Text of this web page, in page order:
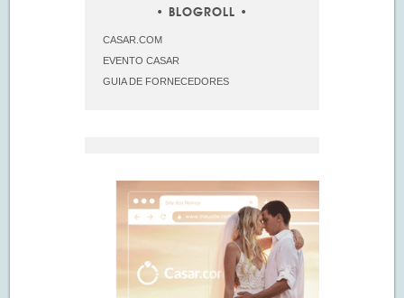
BLOGROLL
CASAR.COM
EVENTO CASAR
GUIA DE FORNECEDORES